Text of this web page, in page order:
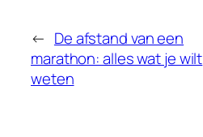
← De afstand van een
marathon: alles wat je wilt
weten